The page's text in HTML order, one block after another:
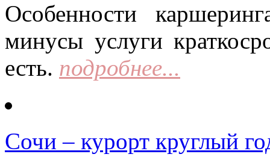
Особенности
минусы услуги
есть. подробнее...
Сочи – курорт круглый